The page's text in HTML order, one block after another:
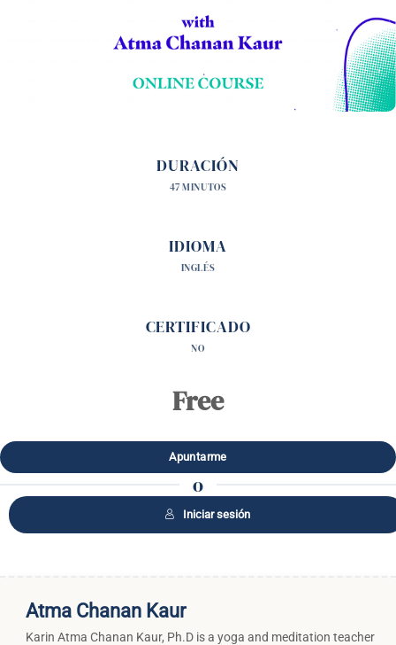
DURACIÓN
47 MINUTOS
IDIOMA
INGLÉS
CERTIFICADO
NO
Free
o
Iniciar sesión
Atma Chanan Kaur
Karin Atma Chanan Kaur, Ph.D is a yoga and meditation teacher